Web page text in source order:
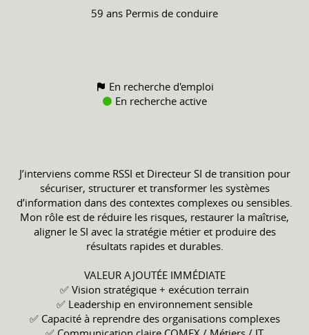
59 ans Permis de conduire
En recherche d'emploi
En recherche active
J’interviens comme RSSI et Directeur SI de transition pour
sécuriser, structurer et transformer les systèmes
d’information dans des contextes complexes ou sensibles.
Mon rôle est de réduire les risques, restaurer la maîtrise,
aligner le SI avec la stratégie métier et produire des
résultats rapides et durables.
VALEUR AJOUTÉE IMMÉDIATE
✅ Vision stratégique + exécution terrain
✅ Leadership en environnement sensible
✅ Capacité à reprendre des organisations complexes